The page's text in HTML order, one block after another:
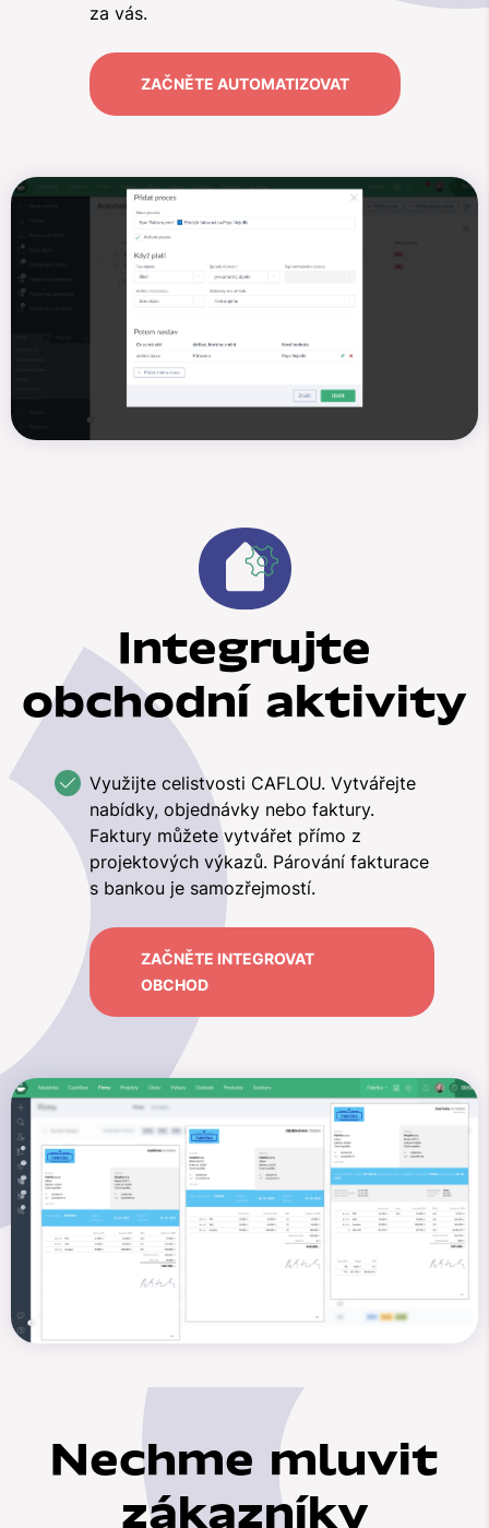
za vás.
ZAČNĚTE AUTOMATIZOVAT
Integrujte
obchodní aktivity
Využijte celistvosti CAFLOU. Vytvářejte
nabídky, objednávky nebo faktury.
Faktury můžete vytvářet přímo z
projektových výkazů. Párování fakturace
s bankou je samozřejmostí.
ZAČNĚTE INTEGROVAT
OBCHOD
Nechme mluvit
zákazníky